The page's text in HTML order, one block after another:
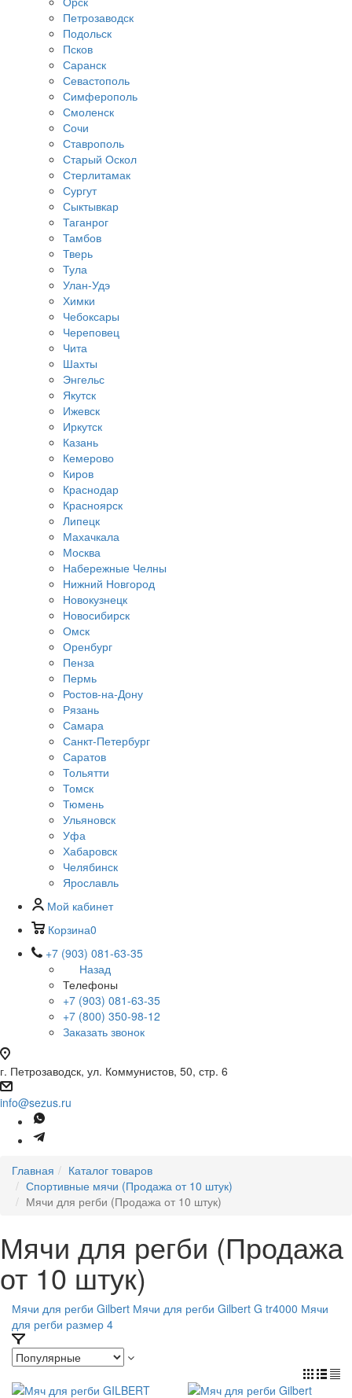
Петрозаводск
Подольск
Псков
Саранск
Севастополь
Симферополь
Смоленск
Сочи
Ставрополь
Старый Оскол
Стерлитамак
Сургут
Сыктывкар
Таганрог
Тамбов
Тверь
Тула
Улан-Удэ
Химки
Чебоксары
Череповец
Чита
Шахты
Энгельс
Якутск
Ижевск
Иркутск
Казань
Кемерово
Киров
Краснодар
Красноярск
Липецк
Махачкала
Москва
Набережные Челны
Нижний Новгород
Новокузнецк
Новосибирск
Омск
Оренбург
Пенза
Пермь
Ростов-на-Дону
Рязань
Самара
Санкт-Петербург
Саратов
Тольятти
Томск
Тюмень
Ульяновск
Уфа
Хабаровск
Челябинск
Ярославль
Мой кабинет
Корзина0
+7 (903) 081-63-35
Назад
Телефоны
+7 (903) 081-63-35
+7 (800) 350-98-12
Заказать звонок
г. Петрозаводск, ул. Коммунистов, 50, стр. 6
info@sezus.ru
Главная
Каталог товаров
Спортивные мячи (Продажа от 10 штук)
Мячи для регби (Продажа от 10 штук)
Мячи для регби (Продажа
от 10 штук)
Мячи для регби Gilbert Мячи для регби Gilbert G tr4000 Мячи
для регби размер 4